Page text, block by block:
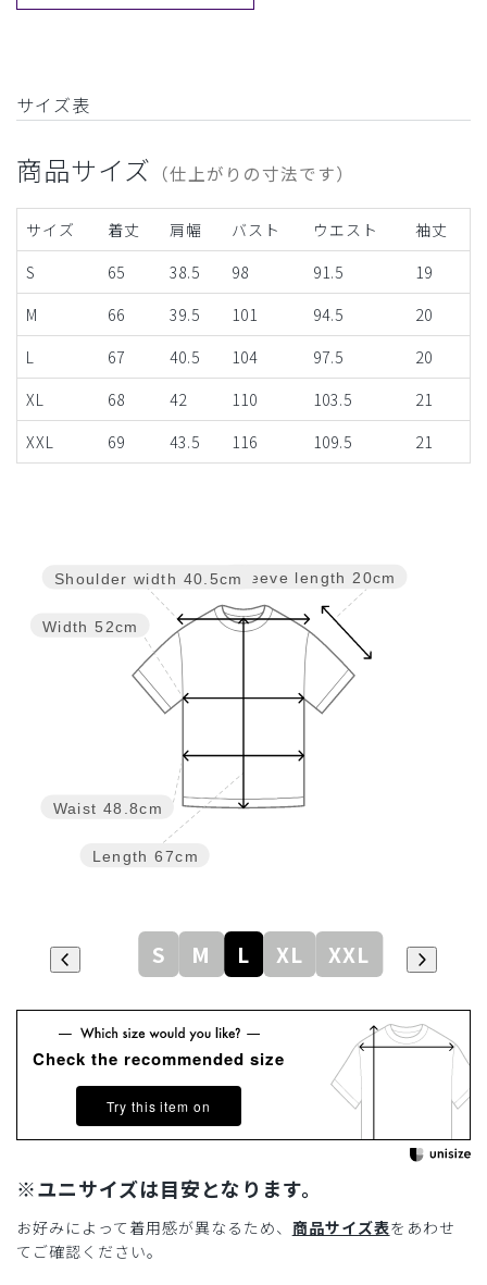
サイズ表
商品サイズ （仕上がりの寸法です）
サイズ 着丈 肩幅 バスト ウエスト
袖丈
S
65 38.5 98 91.5
19
M
66 39.5 101 94.5
20
L
67 40.5 104 97.5
20
XL
68 42 110 103.5
21
XXL
69 43.5 116 109.5 21
Sleeve length 20cm
Length 67cm
Waist 48.8cm
Width 52cm
Shoulder width 40.5cm
S M L XL XXL
Check the recommended size
Try this item on
※ユニサイズは目安となります。
お好みによって着用感が異なるため、 商品サイズ表をあわせ
てご確認ください。